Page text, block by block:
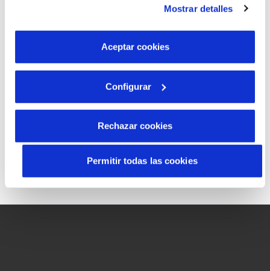
son indispensables para que el sitio web funcione y que
por tanto no se pueden desactivar. Puedes consultar
más información en nuestraPolítica de Cookies
Mostrar detalles
Aceptar cookies
Configurar
Rechazar cookies
Permitir todas las cookies